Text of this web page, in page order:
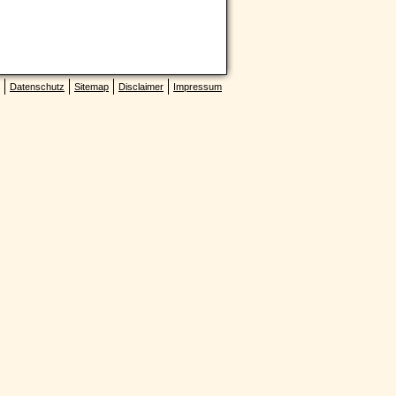
Impressum
Disclaimer
Sitemap
Datenschutz